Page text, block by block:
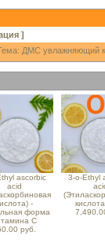
]
ДМС увлажняющий
ascorbic
acid
-
форма
С
руб.
3-o-Ethyl